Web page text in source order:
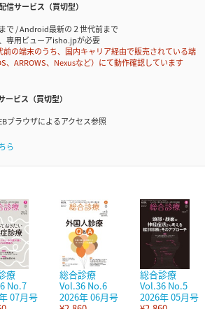
信サービス（買切型）
で / Android最新の２世代前まで
専用ビューアisho.jpが必要
の端末のうち、国内キャリア経由で販売されている端
、ARROWS、Nexusなど）にて動作確認しています
ービス（買切型）
ブラウザによるアクセス参照
ら
療
No.7
07月号
総合診療
Vol.36 No.6
2026年 06月号
総合診療
Vol.36 No.5
2026年 05月号